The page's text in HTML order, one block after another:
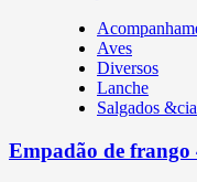
Aves
Diversos
Lanche
Salgados &cia
Empadão de frango